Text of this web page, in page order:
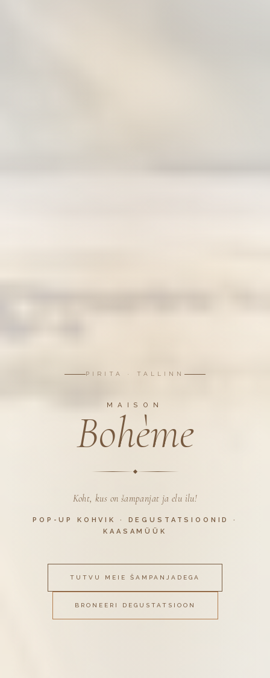
PIRITA · TALLINN
MAISON
Bohème
Koht, kus on šampanjat ja elu ilu!
POP-UP KOHVIK · DEGUSTATSIOONID ·
KAASAMÜÜK
TUTVU MEIE ŠAMPANJADEGA
BRONEERI DEGUSTATSIOON